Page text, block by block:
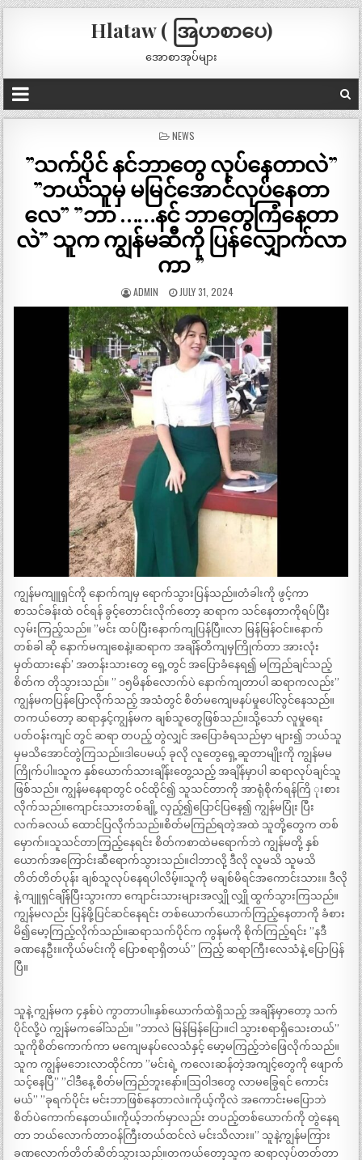
Hlataw ( အြပာစာပေ)
အောစာအုပ်များ
POSTED
NEWS
”သက်ပိုင် နင်ဘာတွေ လုပ်နေတာလဲ”
”ဘယ်သူမှ မမြင်အောင်လုပ်နေတာ
လေ” ”ဘာ ……နင် ဘာတွေကြံနေတာ
လဲ” သူက ကျွန်မဆီကို ပြန်လျှောက်လာ
ကာ ”
ADMIN JULY 31, 2024
ကျွန်မကျူရှင်ကို နောက်ကျမှ ရောက်သွားပြန်သည်။တံခါးကို ဖွင့်ကာ
စာသင်ခန်းထဲ ဝင်ရန် ခွင့်တောင်းလိုက်တော့ ဆရာက သင်နေတာကိုရပ်ပြီး
လှမ်းကြည့်သည်။ ”မင်း ထပ်ပြီးနောက်ကျပြန်ပြီ။လာ မြန်မြန်ဝင်။နောက်
တစ်ခါ ဆို နောက်မကျစေနဲ့။ဆရာက အချိန်တိကျမှကြိုက်တာ အားလုံး
မှတ်ထားနော်’ အတန်းသားတွေ ရှေ့တွင် အပြောခံနေရ၍ မကြည်ချင်သည့်
စိတ်က တိုသွားသည်။ ” ၁၅မိနစ်လောက်ပဲ နောက်ကျတာပါ ဆရာကလည်း”
ကျွန်မကပြန်ပြောလိုက်သည့် အသံတွင် စိတ်မကျေမနပ်မှုပေါ်လွင်နေသည်။
တကယ်တော့ ဆရာနှင့်ကျွန်မက ချစ်သူတွေဖြစ်သည်။သို့သော် လူမှုရေး
ပတ်ဝန်းကျင် တွင် ဆရာ တပည့် တွဲလျှင် အပြောခံရသည်မှာ များ၍ ဘယ်သူ
မှမသိအောင်တွဲကြသည်။ဒါပေမယ့် ခုလို လူတွေရှေ့ဆူတာမျိုးကို ကျွန်မမ
ကြိုက်ပါ။သူက နှစ်ယောက်သားချိန်းတွေ့သည့် အချိန်မှာပါ ဆရာလုပ်ချင်သူ
ဖြစ်သည်။ ကျွန်မနေရာတွင် ဝင်ထိုင်၍ သူသင်တာကို အာရုံစိုက်ရန်ကြိ ုးစား
လိုက်သည်။ကျောင်းသားတစ်ချို့ လှည့်၍ပြောင်ပြနေ၍ ကျွန်မပြုံး ပြီး
လက်ခလယ် ထောင်ပြလိုက်သည်။စိတ်မကြည်ရတဲ့အထဲ သူတို့တွေက တစ်
မှောက်။သူသင်တာကြည့်နေရင်း စိတ်ကစာထဲမရောက်ဘဲ ကျွန်မတို့ နှစ်
ယောက်အကြောင်းဆီရောက်သွားသည်။ငါဘာလို့ ဒီလို လူမသိ သူမသိ
တိတ်တိတ်ပုန်း ချစ်သူလုပ်နေရပါလိမ့်။သူကို မချစ်မိရင်အကောင်းသား။ ဒီလို
နဲ့ ကျူရှင်ချိန်ပြီးသွားကာ ကျောင်းသားများအလျှို လျှို ထွက်သွားကြသည်။
ကျွန်မလည်း ပြန်ဖို့ပြင်ဆင်နေရင်း တစ်ယောက်ယောက်ကြည့်နေတာကို ခံစား
မိ၍မော့ကြည့်လိုက်သည်။ဆရာသက်ပိုင်က ကွန်မကို စိုက်ကြည့်ရင်း ”နဒီ
ခဏနေဦး။ကိုယ်မင်းကို ပြောစရာရှိတယ်” ကြည့် ဆရာကြီးလေသံနဲ့ ပြောပြန်
ပြီ။
သူနဲ့ ကျွန်မက ၄နှစ်ပဲ ကွာတာပါ။နှစ်ယောက်ထဲရှိသည့် အချိန်မှာတော့ သက်
ပိုင်လို့ပဲ ကျွန်မကခေါ်သည်။ ”ဘာလဲ မြန်မြန်ပြော။ငါ သွားစရာရှိသေးတယ်”
သူကိုစိတ်ကောက်ကာ မကျေမနပ်လေသံနှင့် မော့မကြည့်ဘဲဖြေလိုက်သည်။
သူက ကျွန်မဘေးလာထိုင်ကာ ”မင်းရဲ့ ကလေးဆန်တဲ့အကျင့်တွေကို ဖျောက်
သင့်နေပြီ” ”ငါဒီနေ့ စိတ်မကြည်ဘူးနော်။သြဝါဒတွေ လာမခြွေရင် ကောင်း
မယ်” ”ခုရက်ပိုင်း မင်းဘာဖြစ်နေတာလဲ။ကိုယ့်ကိုလဲ အကောင်းမပြောဘဲ
စိတ်ပဲကောက်နေတယ်။ကိုယ့်ဘက်မှာလည်း တပည့်တစ်ယောက်ကို တွဲနေရ
တာ ဘယ်လောက်တာဝန်ကြီးတယ်ထင်လဲ မင်းသိလား။” သူနဲ့ကျွန်မကြား
ခဏလောက်တိတ်ဆိတ်သွားသည်။တကယ်တော့သူက ဆရာလုပ်တတ်တာ